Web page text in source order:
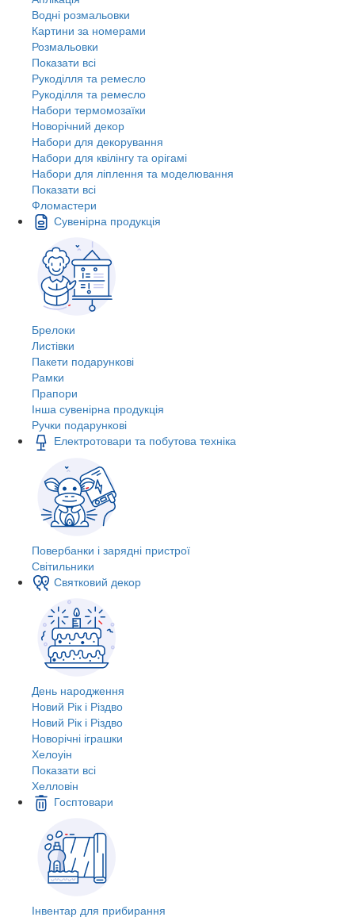
Водні розмальовки
Картини за номерами
Розмальовки
Показати всі
Рукоділля та ремесло
Рукоділля та ремесло
Набори термомозаїки
Новорічний декор
Набори для декорування
Набори для квілінгу та орігамі
Набори для ліплення та моделювання
Показати всі
Фломастери
Сувенірна продукція
Брелоки
Листівки
Пакети подарункові
Рамки
Прапори
Інша сувенірна продукція
Ручки подарункові
Електротовари та побутова техніка
Повербанки і зарядні пристрої
Світильники
Святковий декор
День народження
Новий Рік і Різдво
Новий Рік і Різдво
Новорічні іграшки
Хелоуін
Показати всі
Хелловін
Госптовари
Інвентар для прибирання